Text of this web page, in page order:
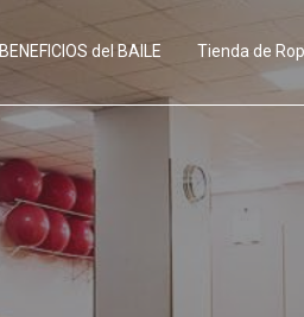
BENEFICIOS del BAILE Tienda de